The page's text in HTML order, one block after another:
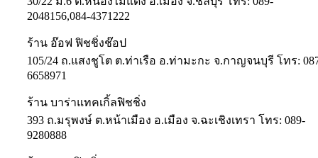
2048156,084-4371222
ร้าน อ๊อฟ ฟิชชิ่งช๊อป
105/24 ถ.แสงชูโต ต.ท่าเรือ อ.ท่ามะกะ จ.กาญจนบุรี โทร:
6658971
ร้าน บาร่าแทคเกิ้ลฟิชชิ่ง
393 ถ.มรุพงษ์ ต.หน้าเมือง อ.เมือง จ.ฉะเชิงเทรา โทร: 089-
9280888